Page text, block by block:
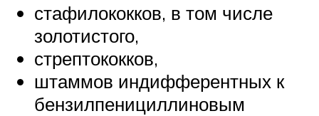
стафилококков, в том числе
золотистого,
стрептококков,
штаммов индифферентных к
бензилпенициллиновым